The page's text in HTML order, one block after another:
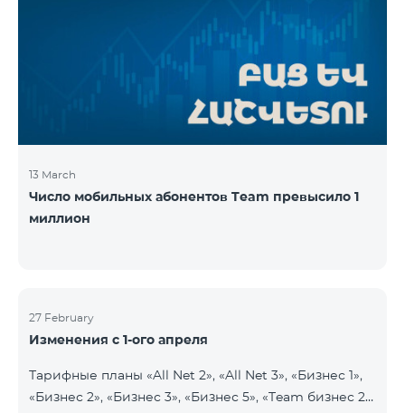
13 March
Число мобильных абонентов Team превысило 1
миллион
27 February
Изменения с 1-ого апреля
Тарифные планы «All Net 2», «All Net 3», «Бизнес 1»,
«Бизнес 2», «Бизнес 3», «Бизнес 5», «Team бизнес 2»,